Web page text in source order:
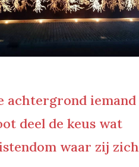
achtergrond iemand
deel de keus wat
waar zij zich